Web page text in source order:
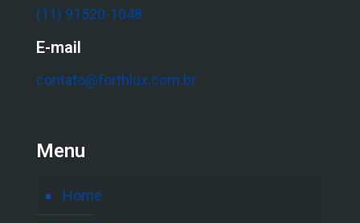
(11) 91520-1048
E-mail
contato@forthlux.com.br
Menu
Home